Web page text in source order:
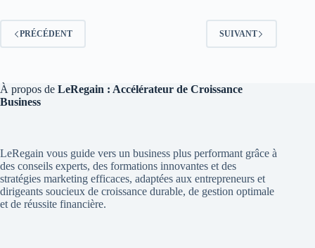
PRÉCÉDENT SUIVANT
À propos de LeRegain : Accélérateur de Croissance
Business
LeRegain vous guide vers un business plus performant grâce à
des conseils experts, des formations innovantes et des
stratégies marketing efficaces, adaptées aux entrepreneurs et
dirigeants soucieux de croissance durable, de gestion optimale
et de réussite financière.